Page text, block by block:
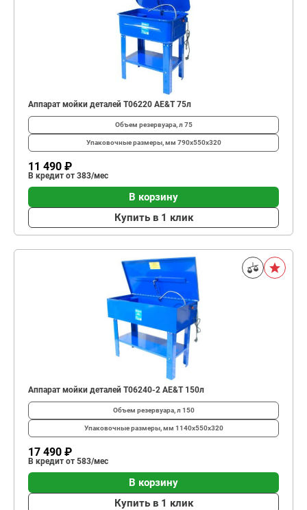
Аппарат мойки деталей T06220 AE&T 75л
Объем резервуара, л 75
Упаковочные размеры, мм 790х550х320
11 490 ₽
В кредит от 383/мес
В корзину
Купить в 1 клик
Аппарат мойки деталей T06240-2 AE&T 150л
Объем резервуара, л 150
Упаковочные размеры, мм 1140х550х320
17 490 ₽
В кредит от 583/мес
В корзину
Купить в 1 клик